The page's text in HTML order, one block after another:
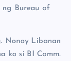
ng Bureau of
Nonoy Libanan
ko si BI Comm.